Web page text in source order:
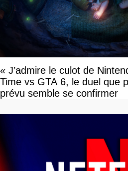
« J’admire le culot de
Time vs GTA 6, le duel que
prévu semble se confirmer